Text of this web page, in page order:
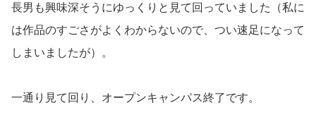
長男も興味深そうにゆっくりと見て回っていました（私に
は作品のすごさがよくわからないので、つい速足になって
しまいましたが）。
一通り見て回り、オープンキャンパス終了です。